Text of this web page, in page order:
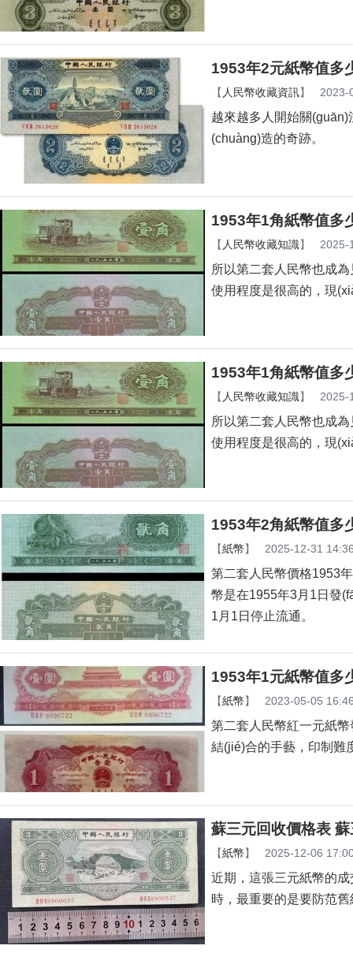
1953年2元紙幣值多
【 人民幣收藏資訊】 2023-
越來越多人開始關(guān)
(chuàng)造的奇跡。
1953年1角紙幣值多
【 人民幣收藏知識】 2025-
所以第二套人民幣也成為
使用程度是很高的，現
1953年1角紙幣值多
【 人民幣收藏知識】 2025-
所以第二套人民幣也成
使用程度是很高的，現
1953年2角紙幣值多
【紙幣】 2025-12-31
第二套人民幣價格1953
幣是在1955年3月1日發
1月1日停止流通。
1953年1元紙幣值多
【紙幣】 2023-05-05
第二套人民幣紅一元紙
結(jié)合的手藝，印制難
蘇三元回收價格表
【紙幣】 2025-12-06
近期，這張三元紙幣的
時，最重要的是要防范